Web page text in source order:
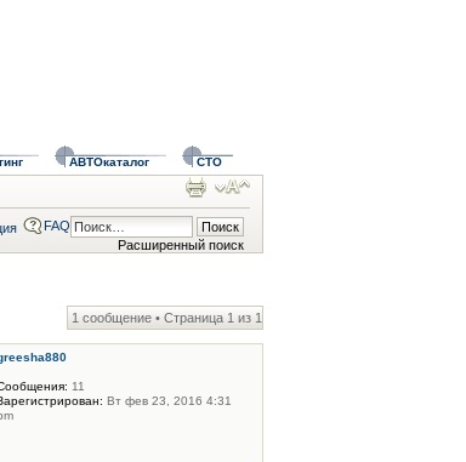
АВТОкаталог СТО
Расширенный поиск
FAQ
1 сообщение • Страница 1 из 1
11
Вт фев 23, 2016 4:31